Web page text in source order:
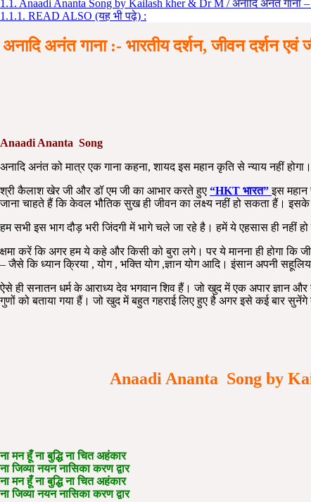
1.1. Anaadi Ananta Song by Kailash kher & Dr M / अनादि अनंत गाना
1.1.1. READ ALSO (यह भी पढ़े) :
अनादि अनंत गाना :- भारतीय दर्शन, जीवन
Anaadi Ananta Song
अनादि अनंत को मात्र एक गाना कहना, शायद इस महान कृति से न्याय नहीं
श्री कैलाश खेर जी और डॉ एम जी का आभार करते हुए “HKT भारत” इस महान
जाना चाहते हैं कि केवल भौतिक सुख ही जीवन का लक्ष्य नहीं हो सकता हैं। इसके
हम सभी इस भाग दौड़ भरी जिंदगी में भागे चले जा रहे है। हमें ये एहसास ही नहीं
क्षमा करें कि अगर हम ये कहे और किसी को बुरा लगे। पर ये मानना ही होगा
– जैसे कि ध्यान क्रिया , योग , भक्ति योग ,ज्ञान योग आदि। इंसान अपनी
ऐसे ही सनातन धर्म के आराध्य देव भगवान शिव हैं। जो खुद में एक अपार ज्ञान
गुणों को बताया गया हैं। जो खुद में बहुत गहराई लिए हुए है अगर इसे कई बार
Anaadi Ananta Song by
ना मन हूँ ना बुद्धि ना चित अहंकार
ना जिव्या नयन नासिका करण द्वार
ना मन हूँ ना बुद्धि ना चित अहंकार
ना जिव्या नयन नासिका करण द्वार